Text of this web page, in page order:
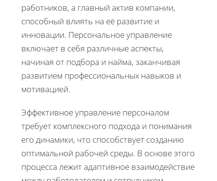
работников, а главный актив компании,
способный влиять на её развитие и
инновации. Персональное управление
включает в себя различные аспекты,
начиная от подбора и найма, заканчивая
развитием профессиональных навыков и
мотивацией.
Эффективное управление персоналом
требует комплексного подхода и понимания
его динамики, что способствует созданию
оптимальной рабочей среды. В основе этого
процесса лежит адаптивное взаимодействие